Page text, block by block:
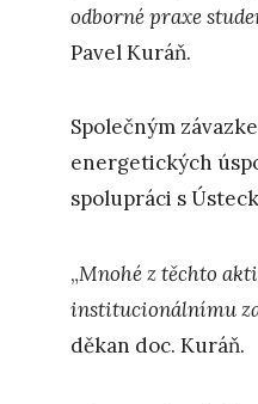
odborné praxe
Pavel Kuráň.
Společným
energetických
spolupráci s
„Mnohé z těchto
institucionálnímu
děkan doc. Kuráň.